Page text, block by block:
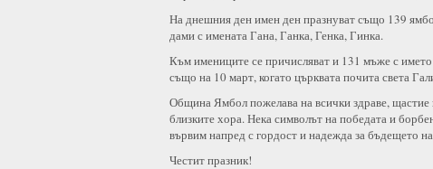
На днешния ден имен ден празнуват също 139
дами с имената Гана, Ганка, Генка, Гинка.
Към имениците се причисляват и 131 мъже с
също на 10 март, когато църквата почита света
Община Ямбол пожелава на всички здраве, щастие
близките хора. Нека символът на победата и
вървим напред с гордост и надежда за бъдещето
Честит празник!